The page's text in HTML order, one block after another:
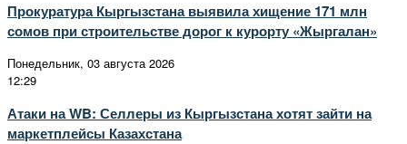
Прокуратура Кыргызстана выявила хищение 171 млн
сомов при строительстве дорог к курорту «Жыргалан»
Понедельник, 03 августа 2026
12:29
Атаки на WB: Селлеры из Кыргызстана хотят зайти на
маркетплейсы Казахстана